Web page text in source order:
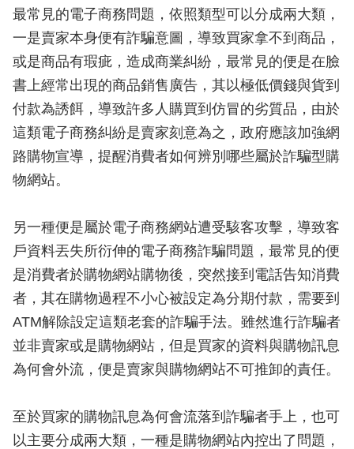
最常見的電子商務問題，依照類型可以分成兩大類，
一是賣家本身便有詐騙意圖，導致買家拿不到商品，
或是商品有瑕疵，造成商業糾紛，最常見的便是在臉
書上經常出現的商品銷售廣告，其以極低價錢與貨到
付款為誘餌，導致許多人購買到仿冒的劣質品，由於
這類電子商務糾紛是賣家刻意為之，政府應該加強網
路購物宣導，提醒消費者如何辨別哪些屬於詐騙型購
物網站。
另一種便是屬於電子商務網站遭受駭客攻擊，導致客
戶資料丟失所衍伸的電子商務詐騙問題，最常見的便
是消費者於購物網站購物後，突然接到電話告知消費
者，其在購物過程不小心被設定為分期付款，需要到
ATM解除設定這類老套的詐騙手法。雖然進行詐騙者
並非賣家或是購物網站，但是買家的資料與購物訊息
為何會外流，便是賣家與購物網站不可推卸的責任。
至於買家的購物訊息為何會流落到詐騙者手上，也可
以主要分成兩大類，一種是購物網站內控出了問題，